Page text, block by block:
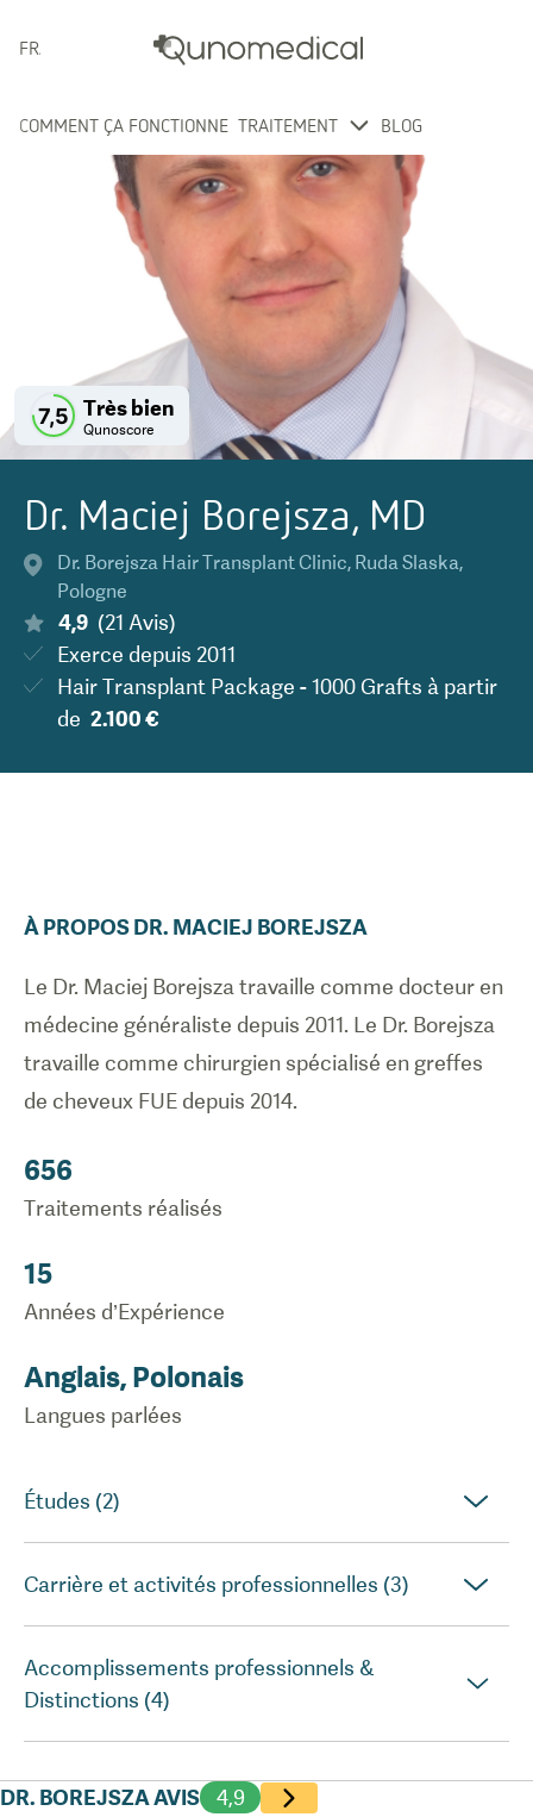
FRANÇAIS
COMMENT ÇA FONCTIONNE TRAITEMENT BLOG
7,5 Très bien
Qunoscore
Dr. Maciej Borejsza, MD
Dr. Borejsza Hair Transplant Clinic, Ruda Slaska,
Pologne
4,9 (21 Avis)
Exerce depuis 2011
Hair Transplant Package - 1000 Grafts à partir
de 2.100 €
À PROPOSDR. MACIEJ BOREJSZA
Le Dr. Maciej Borejsza travaille comme docteur en
médecine généraliste depuis 2011. Le Dr. Borejsza
travaille comme chirurgien spécialisé en greffes
de cheveux FUE depuis 2014.
656
Traitements réalisés
15
Années d’Expérience
Anglais, Polonais
Langues parlées
Études (2)
Carrière et activités professionnelles (3)
Accomplissements professionnels &
Distinctions (4)
DR. BOREJSZA AVIS 4,9